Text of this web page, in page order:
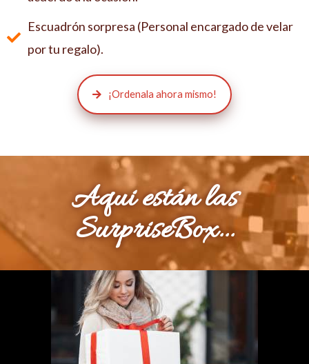
Escuadrón sorpresa (Personal encargado de velar
por tu regalo).
¡Ordenala ahora mismo!
Aqui están las
SurpriseBox...